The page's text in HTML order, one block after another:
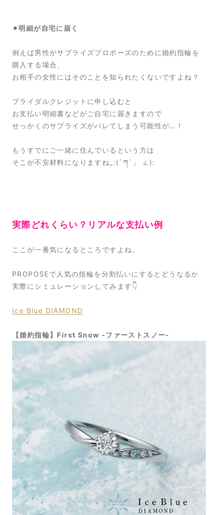
⚫︎明細が自宅に届く
例えば男性がサプライズプロポーズのために婚約指輪を
購入する場合、
お相手の女性にはそのことを知られたくないですよね？
ブライダルクレジットに申し込むと
お支払い明細書などがご自宅に届きますので
せっかくのサプライズがバレてしまう可能性が…！
もうすでにご一緒に住んでいるという方は
そこが不安材料になりますね_:(´ཀ`」 ∠):
実際どれくらい？リアルな支払い例
ここが一番気になるところですよね。
PROPOSEで人気の指輪を分割払いにするとどうなるか
実際にシミュレーションしてみます👇
Ice Blue DIAMOND
【婚約指輪】First Snow -ファーストスノー-